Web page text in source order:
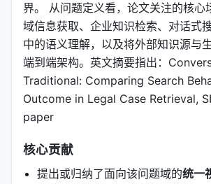
界。 从问题定义看，论文关注的核心
域信息获取、企业知识检索、对话式
中的语义理解，以及将外部知识源与
端到端架构。英文摘要指出：
Traditional: Comparing Search
Outcome in Legal Case Retrieval,
paper
核心贡献
提出或归纳了面向该问题域的统一